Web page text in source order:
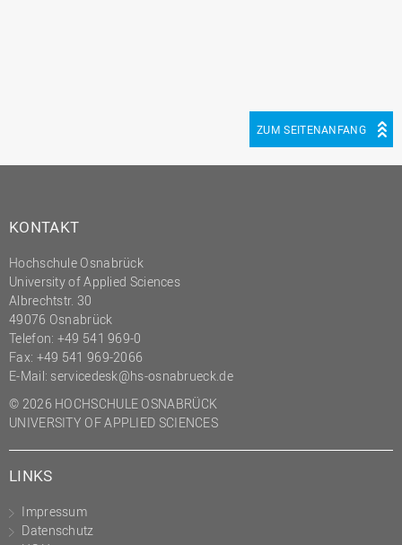
Recht
Studierendensekretariat
Studium und Lehre
Transfer- und
Innovationsmanagement
ZUM SEITENANFANG
KONTAKT
Hochschule Osnabrück
University of Applied Sciences
Albrechtstr. 30
49076 Osnabrück
Telefon: +49 541 969-0
Fax: +49 541 969-2066
E-Mail: servicedesk@hs-osnabrueck.de
© 2026 HOCHSCHULE OSNABRÜCK
UNIVERSITY OF APPLIED SCIENCES
LINKS
Impressum
Datenschutz